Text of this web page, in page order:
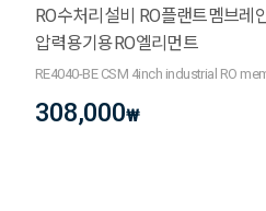
RO수처리설비 RO플랜트멤브레
압력용기용RO엘리먼트
RE4040-BE CSM 4inch industrial RO
308,000₩